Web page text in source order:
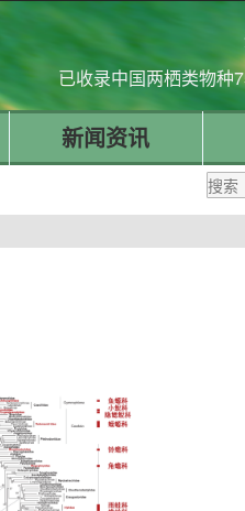
已收录中国两栖类物种
新闻资讯